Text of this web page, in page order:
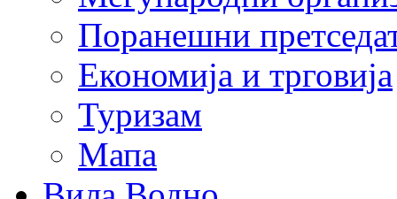
Поранешни
Економија и трговија
Туризам
Мапа